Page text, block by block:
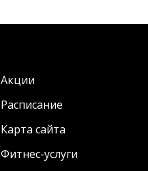
Акции
Расписание
Карта сайта
Фитнес-услуги